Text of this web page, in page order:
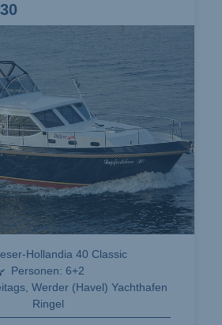
Hollandia 40 Classic
Personen: 6+2
Werder (Havel) Yachthafen
Ringel